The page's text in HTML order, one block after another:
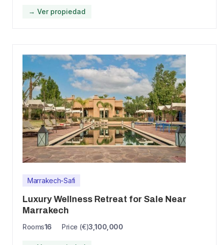
→ Ver propiedad
Marrakech-Safi
Luxury Wellness Retreat for Sale Near
Marrakech
Rooms16 Price (€)3,100,000